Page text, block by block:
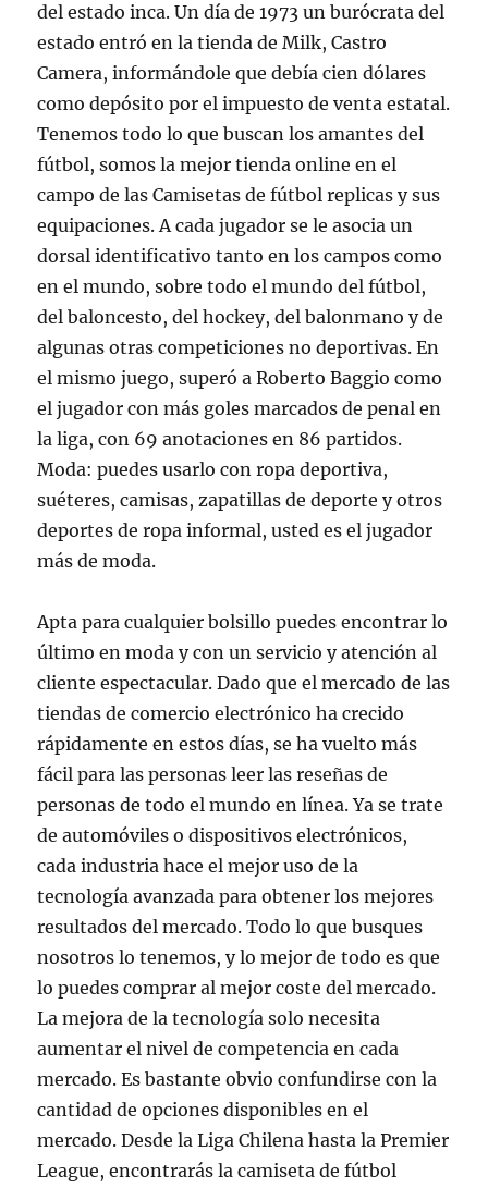
del estado inca. Un día de 1973 un burócrata del
estado entró en la tienda de Milk, Castro
Camera, informándole que debía cien dólares
como depósito por el impuesto de venta estatal.
Tenemos todo lo que buscan los amantes del
fútbol, somos la mejor tienda online en el
campo de las Camisetas de fútbol replicas y sus
equipaciones. A cada jugador se le asocia un
dorsal identificativo tanto en los campos como
en el mundo, sobre todo el mundo del fútbol,
del baloncesto, del hockey, del balonmano y de
algunas otras competiciones no deportivas. En
el mismo juego, superó a Roberto Baggio como
el jugador con más goles marcados de penal en
la liga, con 69 anotaciones en 86 partidos.
Moda: puedes usarlo con ropa deportiva,
suéteres, camisas, zapatillas de deporte y otros
deportes de ropa informal, usted es el jugador
más de moda.
Apta para cualquier bolsillo puedes encontrar lo
último en moda y con un servicio y atención al
cliente espectacular. Dado que el mercado de las
tiendas de comercio electrónico ha crecido
rápidamente en estos días, se ha vuelto más
fácil para las personas leer las reseñas de
personas de todo el mundo en línea. Ya se trate
de automóviles o dispositivos electrónicos,
cada industria hace el mejor uso de la
tecnología avanzada para obtener los mejores
resultados del mercado. Todo lo que busques
nosotros lo tenemos, y lo mejor de todo es que
lo puedes comprar al mejor coste del mercado.
La mejora de la tecnología solo necesita
aumentar el nivel de competencia en cada
mercado. Es bastante obvio confundirse con la
cantidad de opciones disponibles en el
mercado. Desde la Liga Chilena hasta la Premier
League, encontrarás la camiseta de fútbol